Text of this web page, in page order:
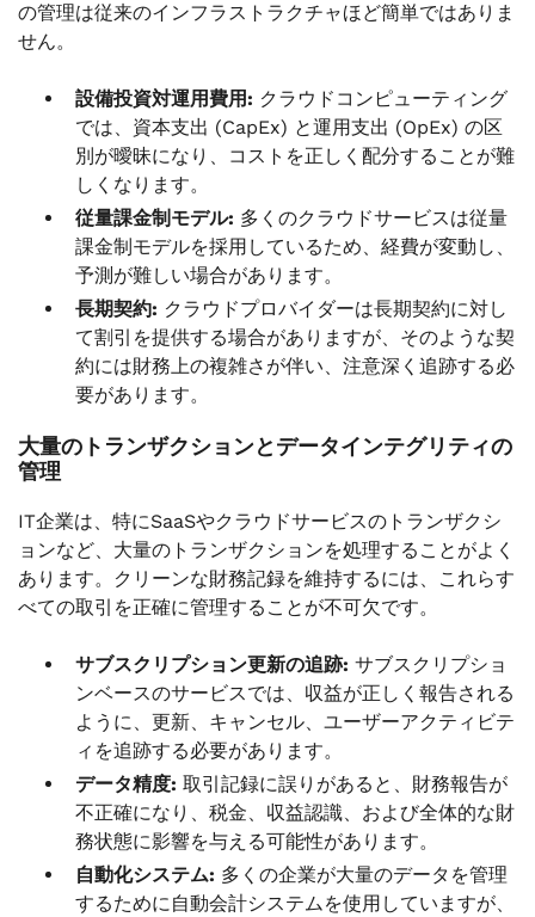
の管理は従来のインフラストラクチャほど簡単ではありま
せん。
設備投資対運用費用: クラウドコンピューティング
では、資本支出 (CapEx) と運用支出 (OpEx) の区
別が曖昧になり、コストを正しく配分することが難
しくなります。
従量課金制モデル: 多くのクラウドサービスは従量
課金制モデルを採用しているため、経費が変動し、
予測が難しい場合があります。
長期契約: クラウドプロバイダーは長期契約に対し
て割引を提供する場合がありますが、そのような契
約には財務上の複雑さが伴い、注意深く追跡する必
要があります。
大量のトランザクションとデータインテグリティの
管理
IT企業は、特にSaaSやクラウドサービスのトランザクシ
ョンなど、大量のトランザクションを処理することがよく
あります。クリーンな財務記録を維持するには、これらす
べての取引を正確に管理することが不可欠です。
サブスクリプション更新の追跡: サブスクリプショ
ンベースのサービスでは、収益が正しく報告される
ように、更新、キャンセル、ユーザーアクティビテ
ィを追跡する必要があります。
データ精度: 取引記録に誤りがあると、財務報告が
不正確になり、税金、収益認識、および全体的な財
務状態に影響を与える可能性があります。
自動化システム: 多くの企業が大量のデータを管理
するために自動会計システムを使用していますが、